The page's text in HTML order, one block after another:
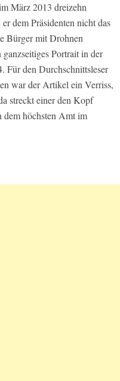
März 2013 dreizehn
dem Präsidenten nicht das
Bürger mit Drohnen
Portrait in der
Für den Durchschnittsleser
war der Artikel ein Verriss,
streckt einer den Kopf
dem höchsten Amt im